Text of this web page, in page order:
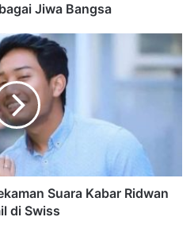
Jiwa Bangsa
Suara Kabar Ridwan
di Swiss